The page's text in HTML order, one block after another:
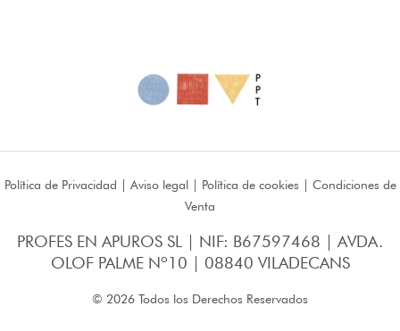
Política de Privacidad | Aviso legal| Política de cookies | Condiciones de
Venta
PROFES EN APUROS SL | NIF: B67597468 | AVDA.
OLOF PALME Nº10 | 08840 VILADECANS
© 2026 Todos los Derechos Reservados